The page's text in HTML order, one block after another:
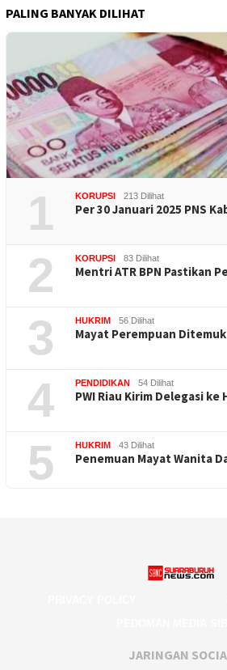
PALING BANYAK DILIHAT
1 KORUPSI 213 Dilihat
Per 30 Januari 2025 PNS
2 KORUPSI 83 Dilihat
Mentri ATR BPN Pastikan
3 HUKRIM 56 Dilihat
Mayat Perempuan
4 PENDIDIKAN 54 Dilihat
PWI Riau Kirim Delegasi ke
5 HUKRIM 43 Dilihat
Penemuan Mayat Wanita
JARINGAN